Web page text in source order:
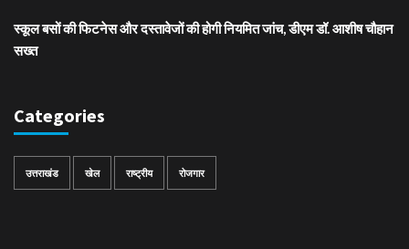
स्कूल बसों की फिटनेस और दस्तावेजों की होगी नियमित जांच, डीएम डॉ. आशीष चौहान
सख्त
Categories
उत्तराखंड खेल राष्ट्रीय रोजगार